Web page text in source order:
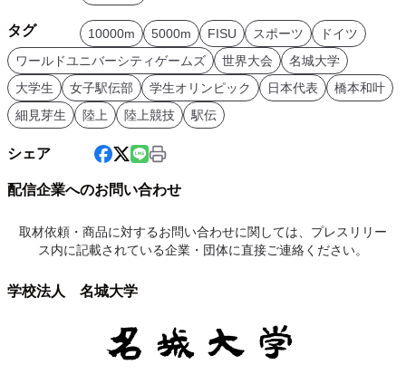
タグ 10000m 5000m FISU スポーツ
ドイツ
ワールドユニバーシティゲームズ
世界大会
名城大学
大学生
女子駅伝部 学生オリンピック 日本代表
橋本和叶
細見芽生
陸上 陸上競技 駅伝
シェア
配信企業へのお問い合わせ
取材依頼・商品に対するお問い合わせに関しては、プレスリリー
ス内に記載されている企業・団体に直接ご連絡ください。
学校法人 名城大学